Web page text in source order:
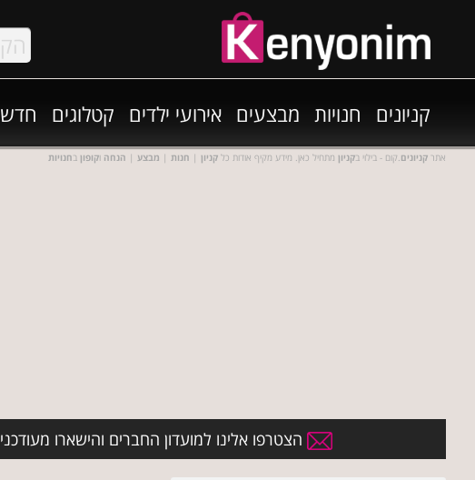
קניונים חנויות מבצעים אירועי ילדים קטלוגים
אתר קניונים.קום - בילוי בקניון מתחיל כאן. מידע מקיף אודות כל קניון | חנות | מבצע | הנחה וקופון בחנויות
הצטרפו אלינו למועדון החברים והישארו